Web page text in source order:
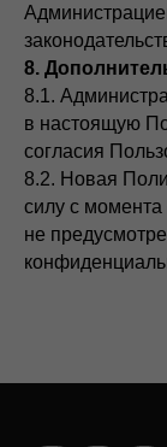
8.
8.1.
в настоящую
согласия
8.2. Новая
силу с
не